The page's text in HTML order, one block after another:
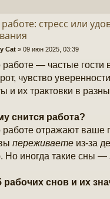
стресс или
Cat» 09 июн 2025, 03:39
— частые гости
чувство
и их трактовки в
снится работа?
отражают ваше
переживаете из-за
Но иногда такие сны —
снов и их